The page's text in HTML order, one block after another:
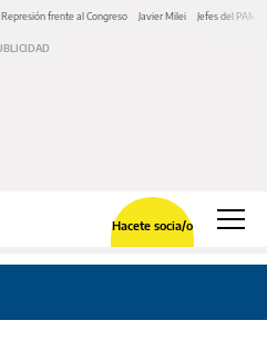
Represión frente al Congreso Javier Milei Jefes del PAMI
Hacete socia/o